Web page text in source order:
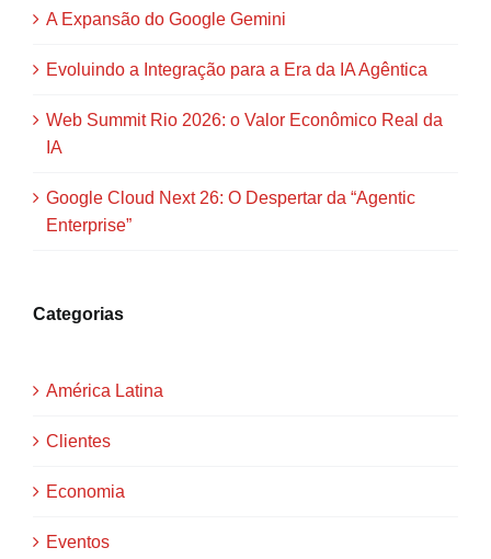
A Expansão do Google Gemini
Evoluindo a Integração para a Era da IA Agêntica
Web Summit Rio 2026: o Valor Econômico Real da
IA
Google Cloud Next 26: O Despertar da “Agentic
Enterprise”
Categorias
América Latina
Clientes
Economia
Eventos